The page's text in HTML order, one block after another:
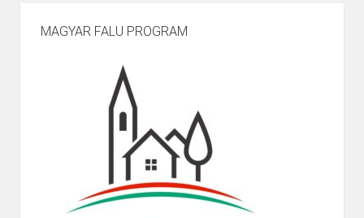
MAGYAR FALU PROGRAM